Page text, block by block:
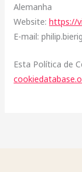
Alemanha
Website:https://
E-mail:
Esta Política de